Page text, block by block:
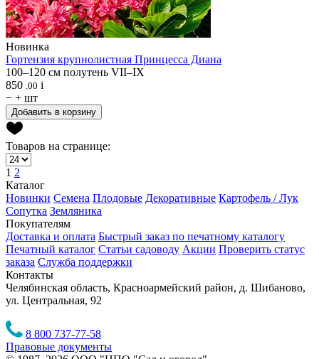
Новинка
Гортензия крупнолистная Принцесса Диана
100–120 см полутень VII–IX
850 .00 i
− + шт
Добавить в корзину
Товаров на странице:
1 2
Каталог
Новинки Семена Плодовые Декоративные Картофель / Лук
Сопутка Земляника
Покупателям
Доставка и оплата Быстрый заказ по печатному каталогу
Печатный каталог Статьи садоводу Акции Проверить статус
заказа Служба поддержки
Контакты
Челябинская область, Красноармейский район, д. Шибаново,
ул. Центральная, 92
8 800 737-77-58
Правовые документы